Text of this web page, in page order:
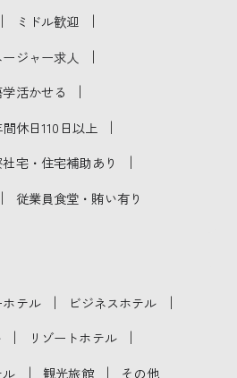
｜ ミドル歓迎 ｜
ージャー求人 ｜
活かせる ｜
間休日110日以上 ｜
宅・住宅補助あり ｜
｜ 従業員食堂・賄い有り
ホテル ｜ ビジネスホテル ｜
｜ リゾートホテル ｜
｜ 観光旅館 ｜ その他